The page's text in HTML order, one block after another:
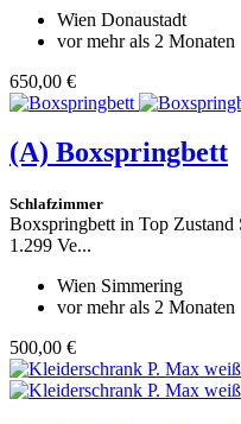
Wien Donaustadt
vor mehr als 2 Monaten
650,00 €
(A) Boxspringbett
Schlafzimmer
Boxspringbett in Top Zustand
1.299 Ve...
Wien Simmering
vor mehr als 2 Monaten
500,00 €